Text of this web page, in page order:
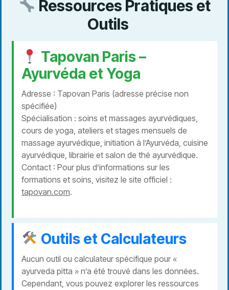
Ressources Pratiques et
Outils
Tapovan Paris –
Ayurvéda et Yoga
Adresse : Tapovan Paris (adresse précise non
spécifiée)
Spécialisation : soins et massages ayurvédiques,
cours de yoga, ateliers et stages mensuels de
massage ayurvédique, initiation à l’Ayurvéda, cuisine
ayurvédique, librairie et salon de thé ayurvédique.
Contact : Pour plus d’informations sur les
formations et soins, visitez le site officiel :
tapovan.com.
Outils et Calculateurs
Aucun outil ou calculateur spécifique pour «
ayurveda pitta » n’a été trouvé dans les données.
Cependant, vous pouvez explorer les ressources